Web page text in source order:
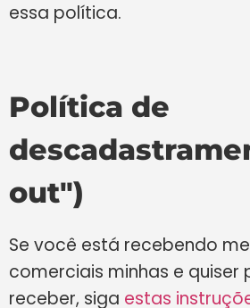
essa política.
Política de
out")
Se você está recebendo
comerciais minhas e quiser
receber, siga estas